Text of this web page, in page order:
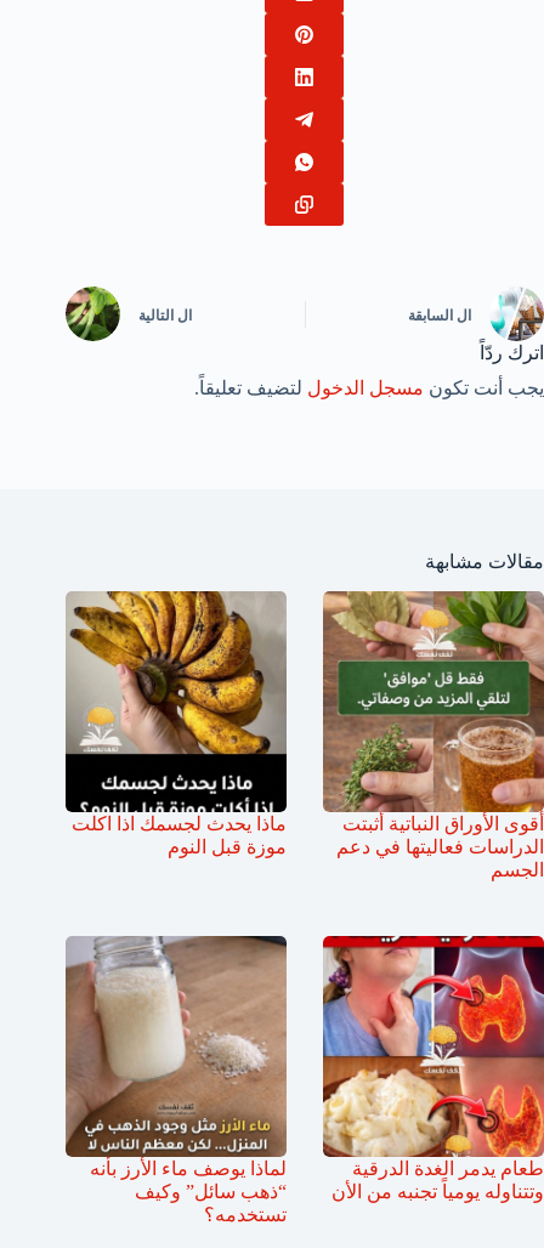
ال السابقة ال التالية
اترك ردّاً
يجب أنت تكون مسجل الدخول لتضيف تعليقاً.
مقالات مشابهة
أقوى الأوراق النباتية أثبتت
الدراسات فعاليتها في دعم
الجسم
ماذا يحدث لجسمك اذا اكلت
موزة قبل النوم
طعام يدمر الغدة الدرقية
وتتناوله يومياً تجنبه من الأن
لماذا يوصف ماء الأرز بأنه
“ذهب سائل” وكيف
تستخدمه؟